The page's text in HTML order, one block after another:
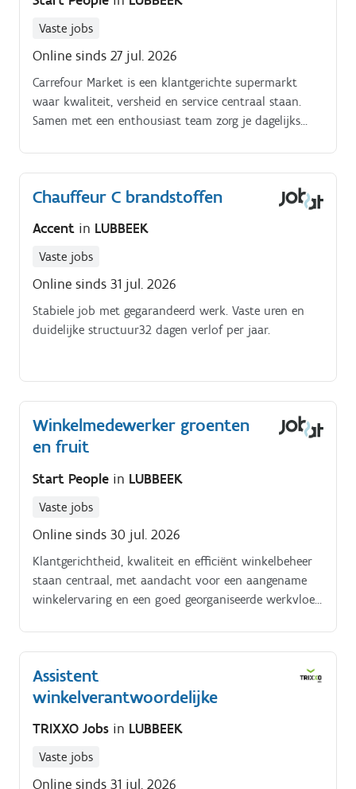
Vaste jobs
Online sinds 27 jul. 2026
Carrefour Market is een klantgerichte supermarkt
waar kwaliteit, versheid en service centraal staan.
Samen met een enthousiast team zorg je dagelijks
Chauffeur C brandstoffen
Accent in LUBBEEK
Vaste jobs
Online sinds 31 jul. 2026
Stabiele job met gegarandeerd werk. Vaste uren en
duidelijke structuur32 dagen verlof per jaar.
Winkelmedewerker groenten
en fruit
Start People in LUBBEEK
Vaste jobs
Online sinds 30 jul. 2026
Klantgerichtheid, kwaliteit en efficiënt winkelbeheer
staan centraal, met aandacht voor een aangename
winkelervaring en een goed georganiseerde werkvloer.
creëren van een dynamische, lokale verankerde
werkomgeving.
Assistent
winkelverantwoordelijke
TRIXXO Jobs in LUBBEEK
Vaste jobs
Online sinds 31 jul. 2026